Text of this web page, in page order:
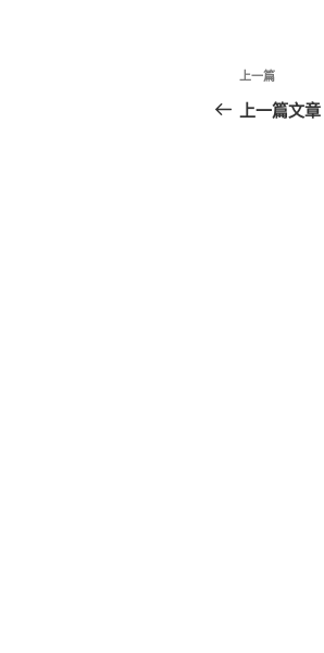
文
章
上
一
上一篇
上一篇文章